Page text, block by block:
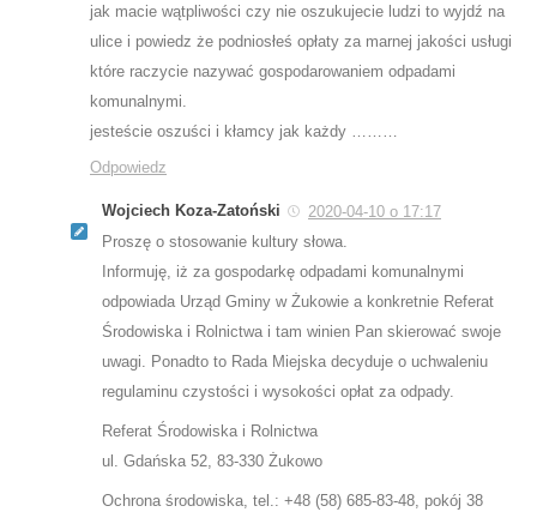
jak macie wątpliwości czy nie oszukujecie ludzi to wyjdź na
ulice i powiedz że podniosłeś opłaty za marnej jakości usługi
które raczycie nazywać gospodarowaniem odpadami
komunalnymi.
jesteście oszuści i kłamcy jak każdy ………
Odpowiedz
Wojciech Koza-Zatoński
2020-04-10 o 17:17
Proszę o stosowanie kultury słowa.
Informuję, iż za gospodarkę odpadami komunalnymi
odpowiada Urząd Gminy w Żukowie a konkretnie Referat
Środowiska i Rolnictwa i tam winien Pan skierować swoje
uwagi. Ponadto to Rada Miejska decyduje o uchwaleniu
regulaminu czystości i wysokości opłat za odpady.
Referat Środowiska i Rolnictwa
ul. Gdańska 52, 83-330 Żukowo
Ochrona środowiska, tel.: +48 (58) 685-83-48, pokój 38